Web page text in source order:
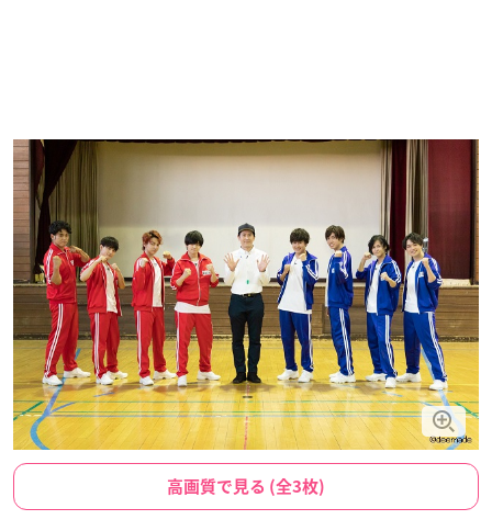
高画質で見る (全3枚)